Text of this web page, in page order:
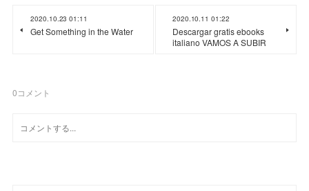
2020.10.23 01:11
Get Something in the Water
2020.10.11 01:22
Descargar gratis ebooks
italiano VAMOS A SUBIR
0コメント